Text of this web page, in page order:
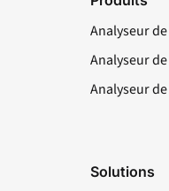
Analyseur de
Analyseur de
Analyseur de
Solutions